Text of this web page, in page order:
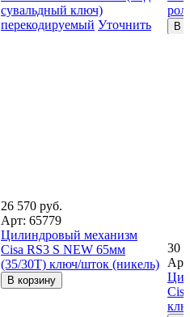
сувальдный ключ)
перекодируемый Уточнить
В
26 570 руб.
Арт: 65779
Цилиндровый механизм
Cisa RS3 S NEW 65мм
(35/30T) ключ/шток (никель)
В корзину
30